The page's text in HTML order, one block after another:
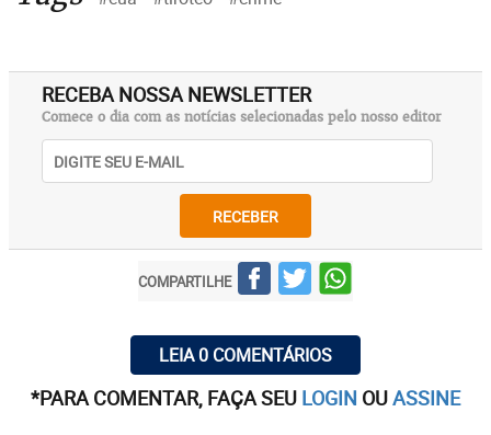
RECEBA NOSSA NEWSLETTER
Comece o dia com as notícias selecionadas pelo nosso editor
RECEBER
COMPARTILHE
LEIA 0 COMENTÁRIOS
*PARA COMENTAR, FAÇA SEU LOGIN OUASSINE